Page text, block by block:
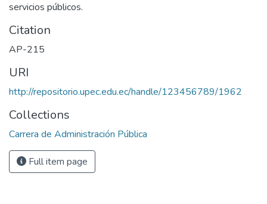
servicios públicos.
Citation
AP-215
URI
http://repositorio.upec.edu.ec/handle/123456789/1962
Collections
Carrera de Administración Pública
Full item page